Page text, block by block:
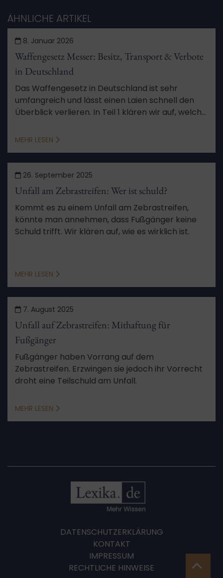
ÄHNLICHE ARTIKEL
8. Januar 2026
Waffengesetz Messer: Besitz, Transport & Verbote
in Deutschland
Das Waffengesetz in Deutschland ist sehr
umfangreich und lässt einen Laien schnell den
Überblick verlieren. In Teil 1 klären wir auf, welche
transportieren dürfen.
MEHR LESEN
26. September 2025
Unfall am Zebrastreifen: Wer ist schuld?
Kommt es zu einem Unfall am Zebrastreifen,
könnte man annehmen, dass Fußgänger keine
Schuld trifft. Wir klären auf, wie es wirklich ist.
MEHR LESEN
7. August 2025
Unfall auf Zebrastreifen: Mithaftung für
Fußgänger
Fußgänger haben Vorrang auf dem
Zebrastreifen. Erzwingen sie jedoch ihr Vorrecht
droht eine Teilschuld am Unfall.
MEHR LESEN
DATENSCHUTZERKLÄRUNG
KONTAKT
IMPRESSUM
RECHTLICHE HINWEISE